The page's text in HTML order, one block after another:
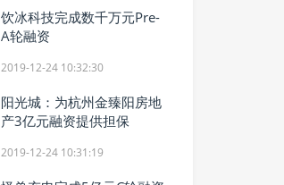
饮冰科技完成数千万元Pre-
A轮融资
2019-12-24 10:32:30
阳光城：为杭州金臻阳房地
产3亿元融资提供担保
2019-12-24 10:31:19